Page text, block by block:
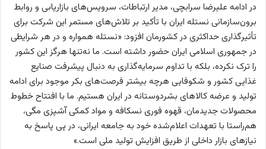
در ادامه علیرضا سرابچی، مدیر ارتباطات، سرویس‌های بازاریابی و روابط
برون‌سازمانی نستله ایران با تأکید بر تلاش‌های مستمر این شرکت برای
تأثیرگذاری حداکثری در کشورمان افزود: «نستله همواره و در هر شرایطی
در جمهوری اسلامی ایران حضور داشته است. ما نه‌تنها هرگز این کشور
را ترک نکرده، بلکه با تداوم سرمایه‌گذاری به دنبال پیشرفت صنایع
غذایی کشور و شکوفایی هرچه بیشتر فرصت‌های بکر موجود برای ادامه
تولید و عرضه کالاهای بشردوستانه در ایران هستیم. ما با افتتاح خطوط
محصولات جدیدمان، قهوه فوری نسکافه و مواد کمکی آشپزی مگی،
هم‌راستا با تعهدات اعلام‌شده خود به جامعه ایرانی، در پی پاسخ به
نیازهای بازار داخلی از طریق افزایش تولید ملی است.»